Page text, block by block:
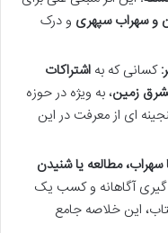
و سهراب سپهری و درک
کسانی که به اشتراکات
زمین، به ویژه در حوزه
ای از معرفت در این
سهراب، مطالعه یا شنیدن
آگاهانه و کسب یک
این خلاصه جامع